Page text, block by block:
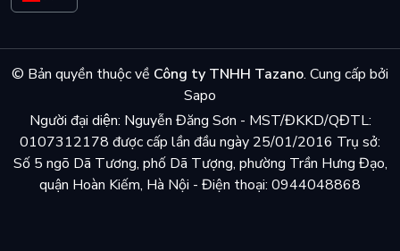
© Bản quyền thuộc về Công ty TNHH Tazano. Cung cấp bởi
Sapo
Người đại diện: Nguyễn Đăng Sơn - MST/ĐKKD/QĐTL:
0107312178 được cấp lần đầu ngày 25/01/2016 Trụ sở:
Số 5 ngõ Dã Tương, phố Dã Tượng, phường Trần Hưng Đạo,
quận Hoàn Kiếm, Hà Nội - Điện thoại: 0944048868